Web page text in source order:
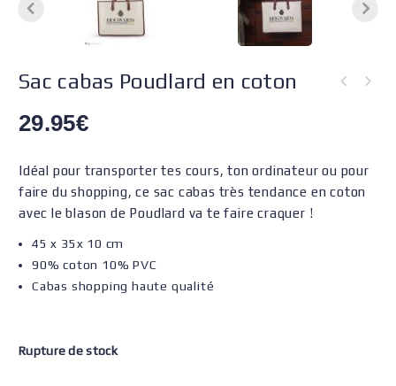
Sac cabas Poudlard en coton
29.95€
Idéal pour transporter tes cours, ton ordinateur ou pour
faire du shopping, ce sac cabas très tendance en coton
avec le blason de Poudlard va te faire craquer !
45 x 35x 10 cm
90% coton 10% PVC
Cabas shopping haute qualité
Rupture de stock